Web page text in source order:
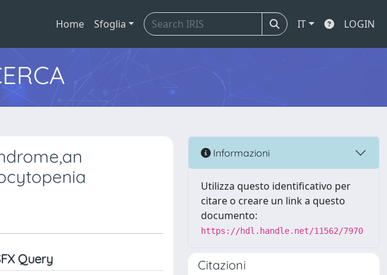
Home Sfoglia IT LOGIN
Informazioni
Utilizza questo identificativo per
citare o creare un link a questo
documento:
https://hdl.handle.net/11562/7970
Citazioni